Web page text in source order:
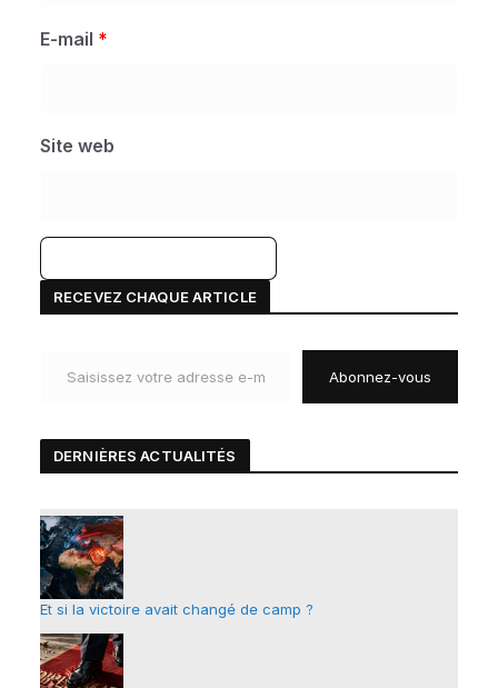
E-mail *
Site web
t
i
v
e
:
RECEVEZ CHAQUE ARTICLE
Abonnez-vous
DERNIÈRES ACTUALITÉS
Et si la victoire avait changé de camp ?